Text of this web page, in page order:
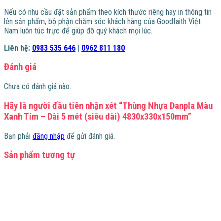
Nếu có nhu cầu đặt sản phẩm theo kích thước riêng hay in thông tin
lên sản phẩm, bộ phận chăm sóc khách hàng của Goodfaith Việt
Nam luôn túc trực để giúp đỡ quý khách mọi lúc.
Liên hệ: 0983 535 646 | 0962 811 180
Đánh giá
Chưa có đánh giá nào.
Hãy là người đầu tiên nhận xét “Thùng Nhựa Danpla Màu
Xanh Tím – Dài 5 mét (siêu dài) 4830x330x150mm”
Bạn phải đăng nhập để gửi đánh giá.
Sản phẩm tương tự